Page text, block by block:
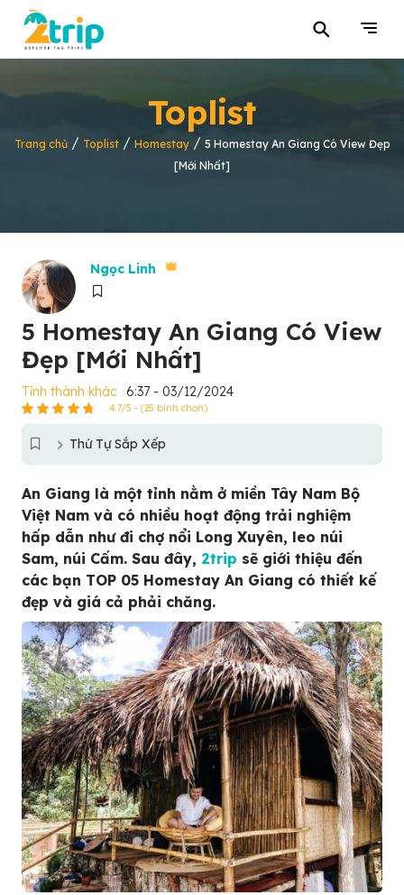
⚲
Toplist
Trang chủ/ Toplist/ Homestay/ 5 Homestay An Giang Có View Đẹp
[Mới Nhất]
Ngọc Linh
5 Homestay An Giang Có View
Đẹp [Mới Nhất]
Tỉnh thành khác 6:37 - 03/12/2024
4.7/5 - (25 bình chọn)
Thứ Tự Sắp Xếp
An Giang là một tỉnh nằm ở miền Tây Nam Bộ
Việt Nam và có nhiều hoạt động trải nghiệm
hấp dẫn như đi chợ nổi Long Xuyên, leo núi
Sam, núi Cấm. Sau đây, 2trip sẽ giới thiệu đến
các bạn TOP 05 Homestay An Giang có thiết kế
đẹp và giá cả phải chăng.